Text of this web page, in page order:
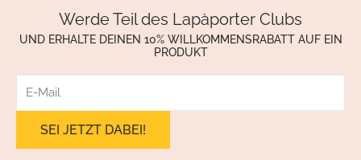
Werde Teil des Lapàporter Clubs
UND ERHALTE DEINEN 10% WILLKOMMENSRABATT AUF EIN
PRODUKT
Mail